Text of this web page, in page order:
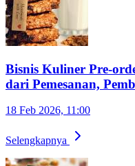
Bisnis Kuliner Pre-
dari Pemesanan,
18 Feb 2026, 11:00
Selengkapnya